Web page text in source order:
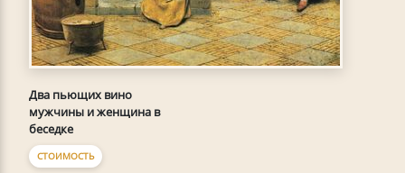
Два пьющих вино
мужчины и женщина в
беседке
СТОИМОСТЬ